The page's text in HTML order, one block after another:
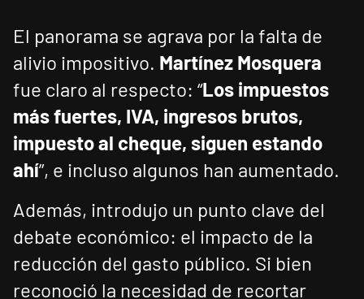
El panorama se agrava por la falta de
alivio impositivo. Martínez Mosquera
fue claro al respecto: “Los impuestos
más fuertes, IVA, ingresos brutos,
impuesto al cheque, siguen estando
ahí”, e incluso algunos han aumentado.
Además, introdujo un punto clave del
debate económico: el impacto de la
reducción del gasto público. Si bien
reconoció la necesidad de recortar